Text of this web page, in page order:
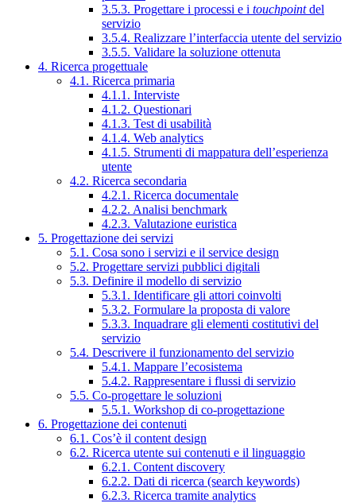
3.5.3. Progettare i processi e i touchpointdel
servizio
3.5.4. Realizzare l’interfaccia utente del servizio
3.5.5. Validare la soluzione ottenuta
4. Ricerca progettuale
4.1. Ricerca primaria
4.1.1. Interviste
4.1.2. Questionari
4.1.3. Test di usabilità
4.1.4. Web analytics
4.1.5. Strumenti di mappatura dell’esperienza
utente
4.2. Ricerca secondaria
4.2.1. Ricerca documentale
4.2.2. Analisi benchmark
4.2.3. Valutazione euristica
5. Progettazione dei servizi
5.1. Cosa sono i servizi e il service design
5.2. Progettare servizi pubblici digitali
5.3. Definire il modello di servizio
5.3.1. Identificare gli attori coinvolti
5.3.2. Formulare la proposta di valore
5.3.3. Inquadrare gli elementi costitutivi del
servizio
5.4. Descrivere il funzionamento del servizio
5.4.1. Mappare l’ecosistema
5.4.2. Rappresentare i flussi di servizio
5.5. Co-progettare le soluzioni
5.5.1. Workshop di co-progettazione
6. Progettazione dei contenuti
6.1. Cos’è il content design
6.2. Ricerca utente sui contenuti e il linguaggio
6.2.1. Content discovery
6.2.2. Dati di ricerca (search keywords)
6.2.3. Ricerca tramite analytics